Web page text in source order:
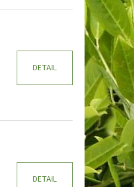
DETAIL
DETAIL